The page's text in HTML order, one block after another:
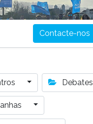
Contacte-nos
Debates